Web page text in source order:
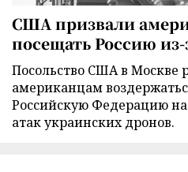
США призвали
посещать Россию из-
Посольство США в Москве
американцам
Российскую Федерацию
атак украинских дронов.